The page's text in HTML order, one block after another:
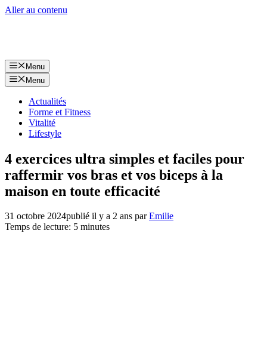
Aller au contenu
Menu
Menu
Actualités
Forme et Fitness
Vitalité
Lifestyle
4 exercices ultra simples et faciles pour
raffermir vos bras et vos biceps à la
maison en toute efficacité
31 octobre 2024publié il y a 2 ans parEmilie
Temps de lecture: 5 minutes